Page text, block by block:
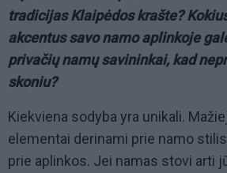
tradicijas Klaipėdos krašte?
akcentus savo namo aplinkoje
privačių namų savininkai, kad
skoniu?
Kiekviena sodyba yra unikali.
elementai derinami prie namo
prie aplinkos. Jei namas stovi arti